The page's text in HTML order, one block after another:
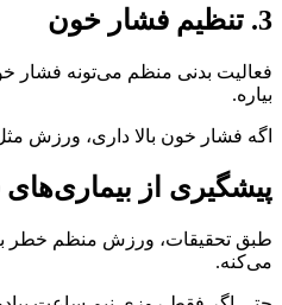
3. تنظیم فشار خون
فعالیت بدنی منظم می‌تونه فشار
بیاره.
اگه فشار خون بالا داری، ورزش
پیشگیری از
می‌کنه.